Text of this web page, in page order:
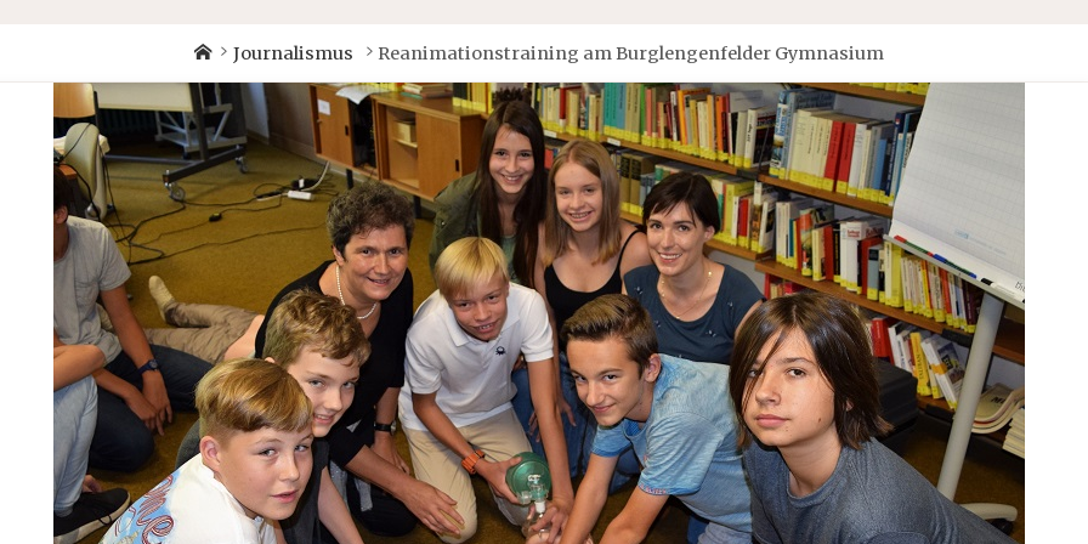
Home
Journalismus Reanimationstraining am Burglengenfelder Gymnasium